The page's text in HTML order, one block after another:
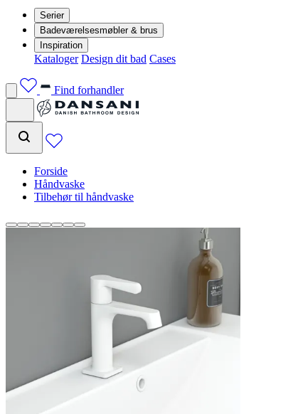
Serier
Badeværelsesmøbler & brus
Inspiration
Kataloger Design dit bad Cases
Find forhandler
Forside
Håndvaske
Tilbehør til håndvaske